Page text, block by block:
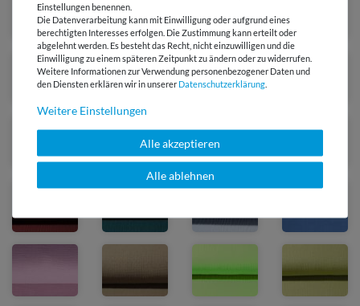
Einstellungen benennen.
Die Datenverarbeitung kann mit Einwilligung oder aufgrund eines
berechtigten Interesses erfolgen. Die Zustimmung kann erteilt oder
abgelehnt werden. Es besteht das Recht, nicht einzuwilligen und die
Einwilligung zu einem späteren Zeitpunkt zu ändern oder zu widerrufen.
Weitere Informationen zur Verwendung personenbezogener Daten und
den Diensten erklären wir in unserer Daten­schutz­erklärung
Weitere Einstellungen
Alle akzeptieren
Alle ablehnen